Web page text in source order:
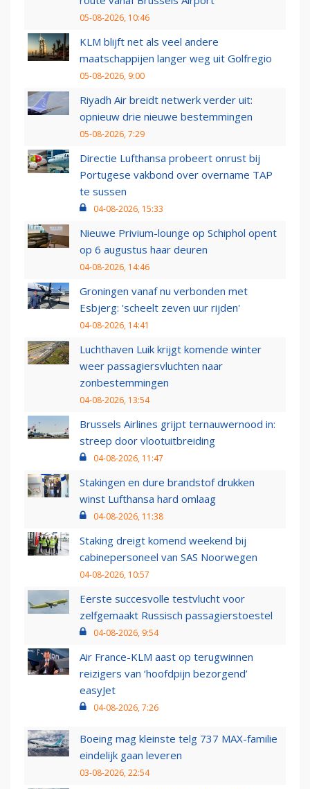
05-08-2026, 10:46
KLM blijft net als veel andere
maatschappijen langer weg uit Golfregio
05-08-2026, 9:00
Riyadh Air breidt netwerk verder uit:
opnieuw drie nieuwe bestemmingen
05-08-2026, 7:29
Directie Lufthansa probeert onrust bij
Portugese vakbond over overname TAP
te sussen
04-08-2026, 15:33
Nieuwe Privium-lounge op Schiphol opent
op 6 augustus haar deuren
04-08-2026, 14:46
Groningen vanaf nu verbonden met
Esbjerg: 'scheelt zeven uur rijden'
04-08-2026, 14:41
Luchthaven Luik krijgt komende winter
weer passagiersvluchten naar
zonbestemmingen
04-08-2026, 13:54
Brussels Airlines grijpt ternauwernood in:
streep door vlootuitbreiding
04-08-2026, 11:47
Stakingen en dure brandstof drukken
winst Lufthansa hard omlaag
04-08-2026, 11:38
Staking dreigt komend weekend bij
cabinepersoneel van SAS Noorwegen
04-08-2026, 10:57
Eerste succesvolle testvlucht voor
zelfgemaakt Russisch passagierstoestel
04-08-2026, 9:54
Air France-KLM aast op terugwinnen
reizigers van ‘hoofdpijn bezorgend’
easyJet
04-08-2026, 7:26
Boeing mag kleinste telg 737 MAX-familie
eindelijk gaan leveren
03-08-2026, 22:54